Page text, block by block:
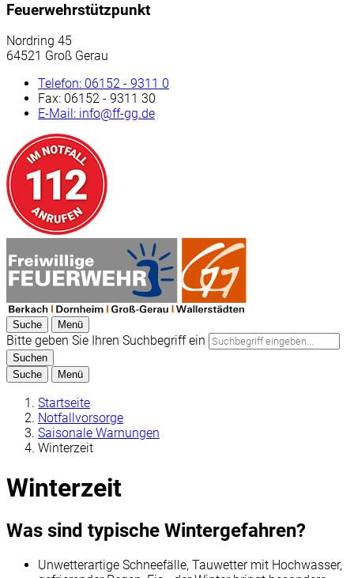
Feuerwehrstützpunkt
Nordring 45
64521 Groß Gerau
Telefon: 06152 - 9311 0
Fax: 06152 - 9311 30
E-Mail: info@ff-gg.de
Suche Menü
Bitte geben Sie Ihren Suchbegriff ein
Suchen
Suche
Menü
Startseite
Notfallvorsorge
Saisonale Warnungen
Winterzeit
Winterzeit
Was sind typische Wintergefahren?
Unwetterartige Schneefälle, Tauwetter mit Hochwasser,